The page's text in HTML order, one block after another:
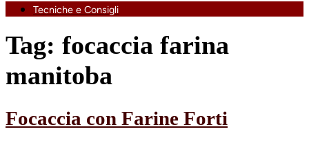
Tecniche e Consigli
Tag: focaccia farina
manitoba
Focaccia con Farine Forti